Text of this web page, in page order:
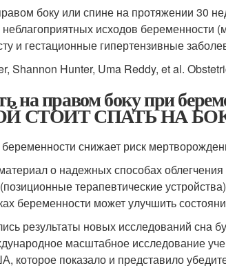
боку или спине на протяжении 30
исходов беременности
и гестационные гипертензивные
Shannon Hunter, Uma Reddy, et al.
на правом боку при
СТОИТ СПАТЬ НА
снижает риск
о надежных способах
терапевтические
беременности может улучшить
результаты новых исследований сна
масштабное исследование
которое показало и представило